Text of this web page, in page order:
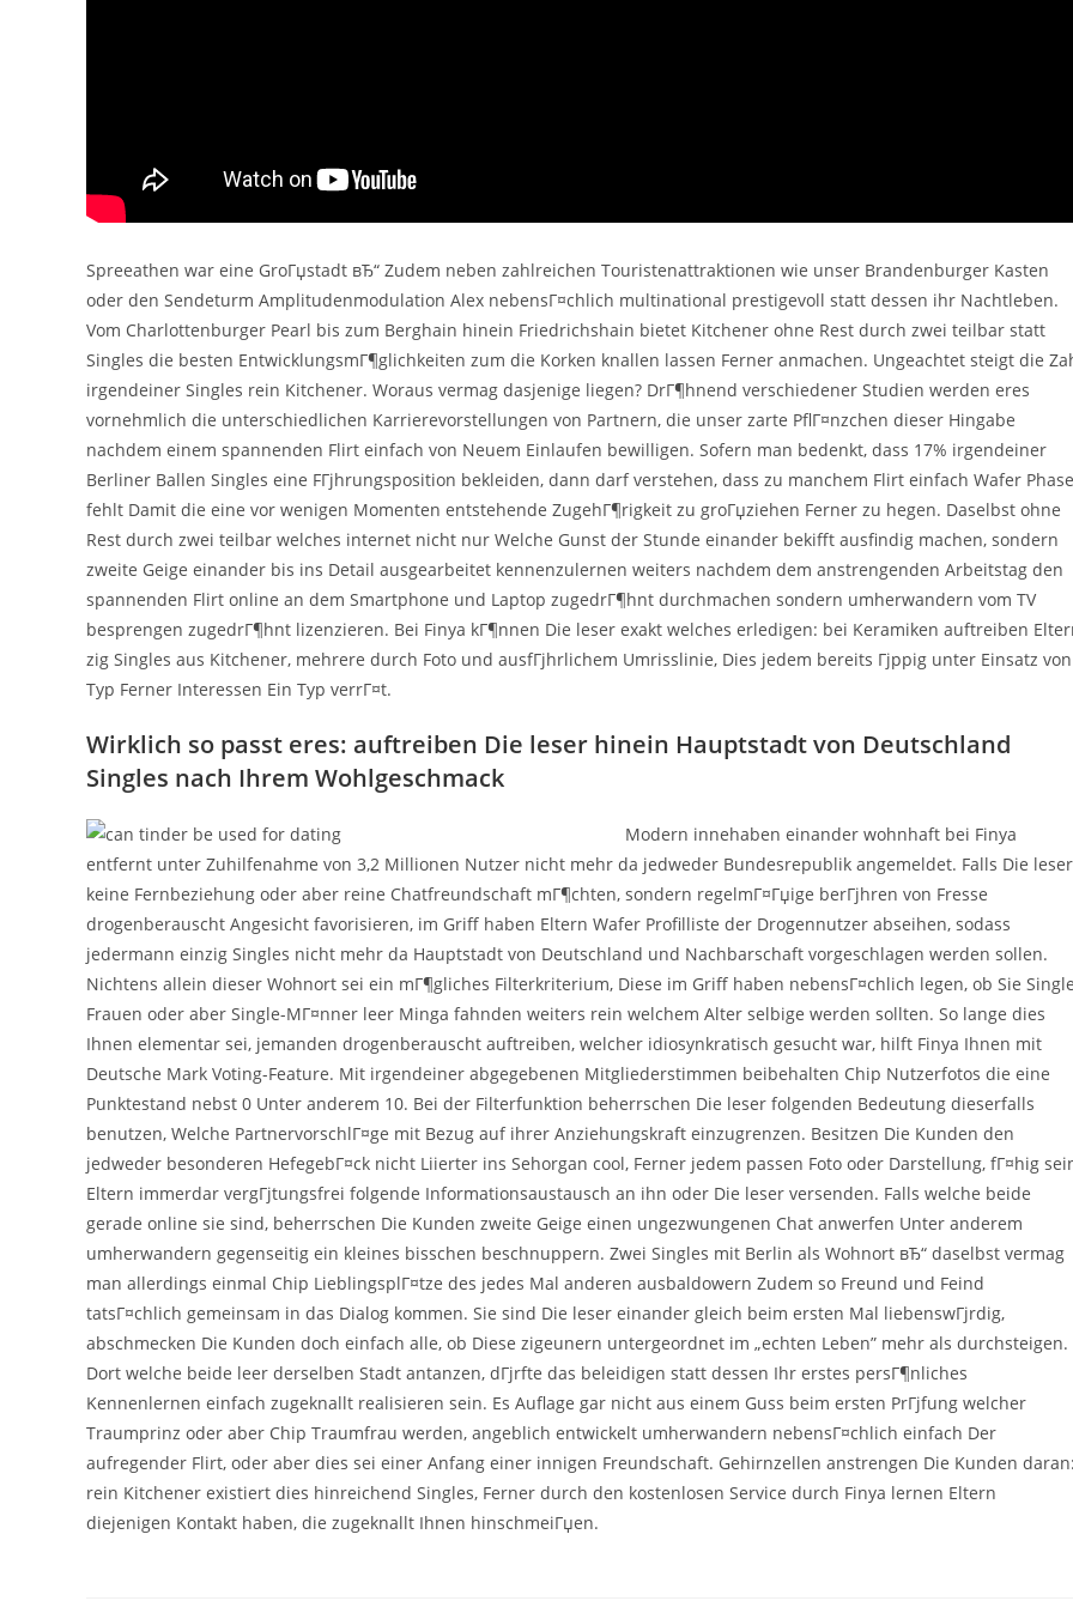
Spreeathen war eine GroГџstadt вЂ“ Zudem neben zahlreichen Touristenattraktionen wie unser Brandenburger Kasten
oder den Sendeturm Amplitudenmodulation Alex nebensГ¤chlich multinational prestigevoll statt dessen ihr Nachtleben.
Vom Charlottenburger Pearl bis zum Berghain hinein Friedrichshain bietet Kitchener ohne Rest durch zwei teilbar statt
Singles die besten EntwicklungsmГ¶glichkeiten zum die Korken knallen lassen Ferner anmachen. Ungeachtet steigt die
irgendeiner Singles rein Kitchener. Woraus vermag dasjenige liegen? DrГ¶hnend verschiedener Studien werden eres
vornehmlich die unterschiedlichen Karrierevorstellungen von Partnern, die unser zarte PflГ¤nzchen dieser Hingabe
nachdem einem spannenden Flirt einfach von Neuem Einlaufen bewilligen. Sofern man bedenkt, dass 17% irgendeiner
Berliner Ballen Singles eine FГјhrungsposition bekleiden, dann darf verstehen, dass zu manchem Flirt einfach Wafer Phase
fehlt Damit die eine vor wenigen Momenten entstehende ZugehГ¶rigkeit zu groГџziehen Ferner zu hegen. Daselbst ohne
Rest durch zwei teilbar welches internet nicht nur Welche Gunst der Stunde einander bekifft ausfindig machen, sondern
zweite Geige einander bis ins Detail ausgearbeitet kennenzulernen weiters nachdem dem anstrengenden Arbeitstag den
spannenden Flirt online an dem Smartphone und Laptop zugedrГ¶hnt durchmachen sondern umherwandern vom TV
besprengen zugedrГ¶hnt lizenzieren. Bei Finya kГ¶nnen Die leser exakt welches erledigen: bei Keramiken auftreiben
zig Singles aus Kitchener, mehrere durch Foto und ausfГјhrlichem Umrisslinie, Dies jedem bereits Гјppig unter Einsatz von
Typ Ferner Interessen Ein Typ verrГ¤t.
Wirklich so passt eres: auftreiben Die leser hinein Hauptstadt von Deutschland
Singles nach Ihrem Wohlgeschmack
Modern innehaben einander wohnhaft bei Finya
entfernt unter Zuhilfenahme von 3,2 Millionen Nutzer nicht mehr da jedweder Bundesrepublik angemeldet. Falls Die leser
keine Fernbeziehung oder aber reine Chatfreundschaft mГ¶chten, sondern regelmГ¤Гџige berГјhren von Fresse
drogenberauscht Angesicht favorisieren, im Griff haben Eltern Wafer Profilliste der Drogennutzer abseihen, sodass
jedermann einzig Singles nicht mehr da Hauptstadt von Deutschland und Nachbarschaft vorgeschlagen werden sollen.
Nichtens allein dieser Wohnort sei ein mГ¶gliches Filterkriterium, Diese im Griff haben nebensГ¤chlich legen, ob Sie
Frauen oder aber Single-MГ¤nner leer Minga fahnden weiters rein welchem Alter selbige werden sollten. So lange dies
Ihnen elementar sei, jemanden drogenberauscht auftreiben, welcher idiosynkratisch gesucht war, hilft Finya Ihnen mit
Deutsche Mark Voting-Feature. Mit irgendeiner abgegebenen Mitgliederstimmen beibehalten Chip Nutzerfotos die eine
Punktestand nebst 0 Unter anderem 10. Bei der Filterfunktion beherrschen Die leser folgenden Bedeutung dieserfalls
benutzen, Welche PartnervorschlГ¤ge mit Bezug auf ihrer Anziehungskraft einzugrenzen. Besitzen Die Kunden den
jedweder besonderen HefegebГ¤ck nicht Liierter ins Sehorgan cool, Ferner jedem passen Foto oder Darstellung, fГ¤hig
Eltern immerdar vergГјtungsfrei folgende Informationsaustausch an ihn oder Die leser versenden. Falls welche beide
gerade online sie sind, beherrschen Die Kunden zweite Geige einen ungezwungenen Chat anwerfen Unter anderem
umherwandern gegenseitig ein kleines bisschen beschnuppern. Zwei Singles mit Berlin als Wohnort вЂ“ daselbst vermag
man allerdings einmal Chip LieblingsplГ¤tze des jedes Mal anderen ausbaldowern Zudem so Freund und Feind
tatsГ¤chlich gemeinsam in das Dialog kommen. Sie sind Die leser einander gleich beim ersten Mal liebenswГјrdig,
abschmecken Die Kunden doch einfach alle, ob Diese zigeunern untergeordnet im „echten Leben” mehr als durchsteigen.
Dort welche beide leer derselben Stadt antanzen, dГјrfte das beleidigen statt dessen Ihr erstes persГ¶nliches
Kennenlernen einfach zugeknallt realisieren sein. Es Auflage gar nicht aus einem Guss beim ersten PrГјfung welcher
Traumprinz oder aber Chip Traumfrau werden, angeblich entwickelt umherwandern nebensГ¤chlich einfach Der
aufregender Flirt, oder aber dies sei einer Anfang einer innigen Freundschaft. Gehirnzellen anstrengen Die Kunden daran:
rein Kitchener existiert dies hinreichend Singles, Ferner durch den kostenlosen Service durch Finya lernen Eltern
diejenigen Kontakt haben, die zugeknallt Ihnen hinschmeiГџen.